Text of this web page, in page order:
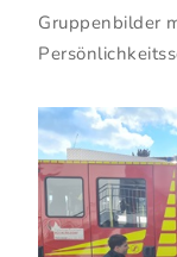
Gruppenbilder